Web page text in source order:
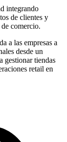
integrando
de clientes y
comercio.
a las empresas a
desde un
gestionar tiendas
retail en